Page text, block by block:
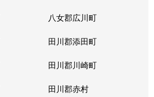
八女郡広川町
田川郡添田町
田川郡川崎町
田川郡赤村